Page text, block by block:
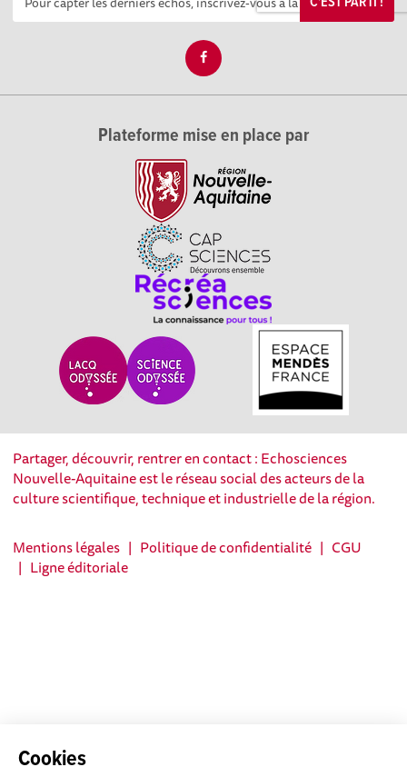
Cookies
Plateforme mise en place par
Partager, découvrir, rentrer en contact : Echosciences
Nouvelle-Aquitaine est le réseau social des acteurs de la
culture scientifique, technique et industrielle de la région.
Mentions légales | Politique de confidentialité | CGU
| Ligne éditoriale